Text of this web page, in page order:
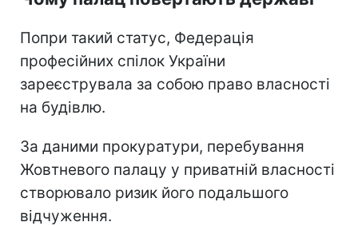
Попри такий статус, Федерація
професійних спілок України
зареєструвала за собою право власності
на будівлю.
За даними прокуратури, перебування
Жовтневого палацу у приватній власності
створювало ризик його подальшого
відчуження.